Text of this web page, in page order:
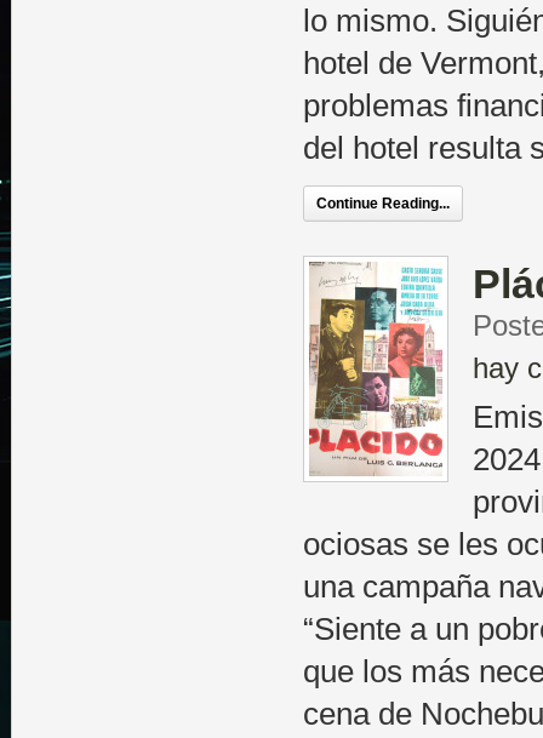
lo mismo.
hotel de
problemas
del hotel resulta
Continue Reading...
hay
ociosas se les
una campaña
“Siente a un
que los más
cena de